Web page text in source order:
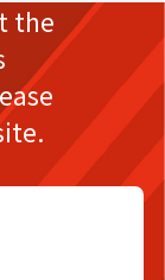
the